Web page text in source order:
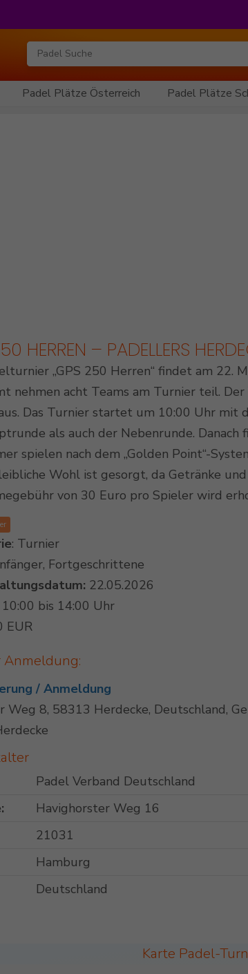
Padel Plätze Österreich Padel Plätze
HERREN – PADELLERS
„GPS 250 Herren“ findet am 22.
nehmen acht Teams am Turnier teil.
Das Turnier startet um 10:00 Uhr
als auch der Nebenrunde.
spielen nach dem „Golden Point“-
Wohl ist gesorgt, da Getränke
von 30 Euro pro Spieler wird
: Turnier
Fortgeschrittene
22.05.2026
10:00 bis 14:00 Uhr
EUR
Anmeldung:
/ Anmeldung
Weg 8, 58313 Herdecke, Deutschland,
Padel Verband Deutschland
Havighorster Weg 16
21031
Hamburg
Deutschland
Karte Padel-
Courts Outdoor Padel Courts